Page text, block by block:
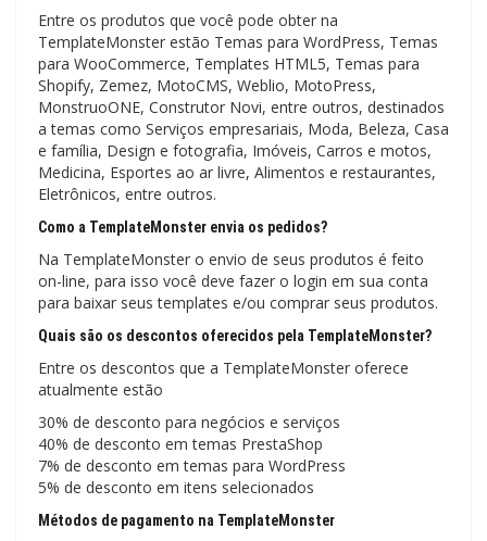
Entre os produtos que você pode obter na
TemplateMonster estão Temas para WordPress, Temas
para WooCommerce, Templates HTML5, Temas para
Shopify, Zemez, MotoCMS, Weblio, MotoPress,
MonstruoONE, Construtor Novi, entre outros, destinados
a temas como Serviços empresariais, Moda, Beleza, Casa
e família, Design e fotografia, Imóveis, Carros e motos,
Medicina, Esportes ao ar livre, Alimentos e restaurantes,
Eletrônicos, entre outros.
Como a TemplateMonster envia os pedidos?
Na TemplateMonster o envio de seus produtos é feito
on-line, para isso você deve fazer o login em sua conta
para baixar seus templates e/ou comprar seus produtos.
Quais são os descontos oferecidos pela TemplateMonster?
Entre os descontos que a TemplateMonster oferece
atualmente estão
30% de desconto para negócios e serviços
40% de desconto em temas PrestaShop
7% de desconto em temas para WordPress
5% de desconto em itens selecionados
Métodos de pagamento na TemplateMonster